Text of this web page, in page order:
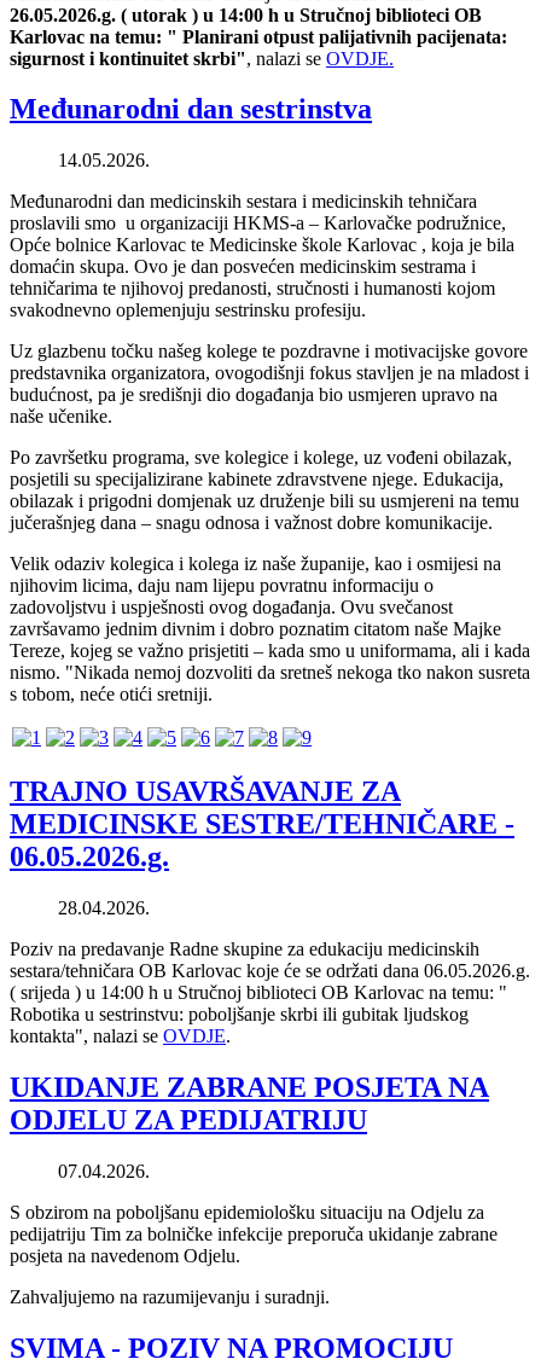
26.05.2026.g. ( utorak ) u 14:00 h u Stručnoj biblioteci OB
Karlovac na temu: " Planirani otpust palijativnih pacijenata:
sigurnost i kontinuitet skrbi", nalazi se OVDJE.
Međunarodni dan sestrinstva
14.05.2026.
Međunarodni dan medicinskih sestara i medicinskih tehničara
proslavili smo u organizaciji HKMS-a – Karlovačke podružnice,
Opće bolnice Karlovac te Medicinske škole Karlovac , koja je bila
domaćin skupa. Ovo je dan posvećen medicinskim sestrama i
tehničarima te njihovoj predanosti, stručnosti i humanosti kojom
svakodnevno oplemenjuju sestrinsku profesiju.
Uz glazbenu točku našeg kolege te pozdravne i motivacijske govore
predstavnika organizatora, ovogodišnji fokus stavljen je na mladost i
budućnost, pa je središnji dio događanja bio usmjeren upravo na
naše učenike.
Po završetku programa, sve kolegice i kolege, uz vođeni obilazak,
posjetili su specijalizirane kabinete zdravstvene njege. Edukacija,
obilazak i prigodni domjenak uz druženje bili su usmjereni na temu
jučerašnjeg dana – snagu odnosa i važnost dobre komunikacije.
Velik odaziv kolegica i kolega iz naše županije, kao i osmijesi na
njihovim licima, daju nam lijepu povratnu informaciju o
zadovoljstvu i uspješnosti ovog događanja. Ovu svečanost
završavamo jednim divnim i dobro poznatim citatom naše Majke
Tereze, kojeg se važno prisjetiti – kada smo u uniformama, ali i kada
nismo. "Nikada nemoj dozvoliti da sretneš nekoga tko nakon susreta
s tobom, neće otići sretniji.
TRAJNO USAVRŠAVANJE ZA
MEDICINSKE SESTRE/TEHNIČARE -
06.05.2026.g.
28.04.2026.
Poziv na predavanje Radne skupine za edukaciju medicinskih
sestara/tehničara OB Karlovac koje će se održati dana 06.05.2026.g.
( srijeda ) u 14:00 h u Stručnoj biblioteci OB Karlovac na temu: "
Robotika u sestrinstvu: poboljšanje skrbi ili gubitak ljudskog
kontakta", nalazi se OVDJE.
UKIDANJE ZABRANE POSJETA NA
ODJELU ZA PEDIJATRIJU
07.04.2026.
S obzirom na poboljšanu epidemiološku situaciju na Odjelu za
pedijatriju Tim za bolničke infekcije preporuča ukidanje zabrane
posjeta na navedenom Odjelu.
Zahvaljujemo na razumijevanju i suradnji.
SVIMA - POZIV NA PROMOCIJU